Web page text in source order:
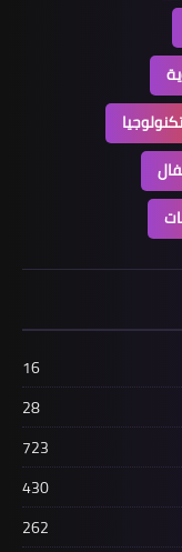
تكنولوجيا
16
28
723
430
262